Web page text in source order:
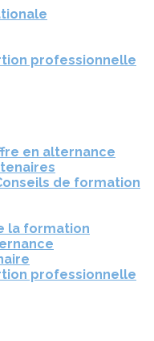
professionnelle
en alternance
de formation
la formation
professionnelle